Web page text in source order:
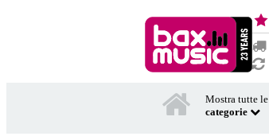
Mostra tutte le
categorie